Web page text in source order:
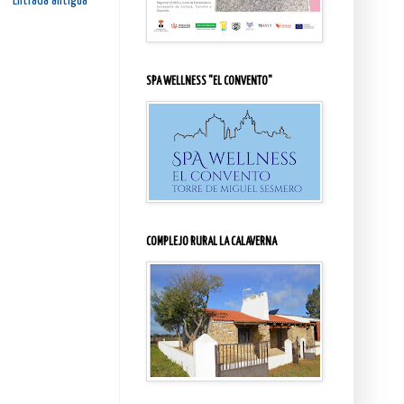
SPA WELLNESS "EL CONVENTO"
COMPLEJO RURAL LA CALAVERNA